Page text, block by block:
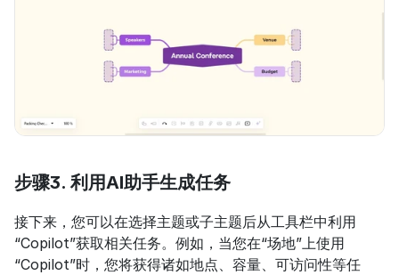
步骤3. 利用AI助手生成任务
接下来，您可以在选择主题或子主题后从工具栏中利用
“Copilot”获取相关任务。例如，当您在“场地”上使用
“Copilot”时，您将获得诸如地点、容量、可访问性等任